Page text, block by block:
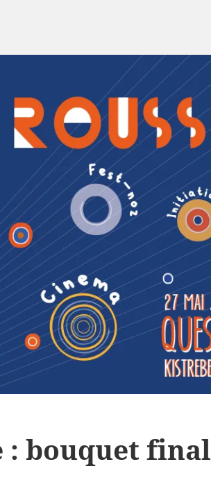
: bouquet final